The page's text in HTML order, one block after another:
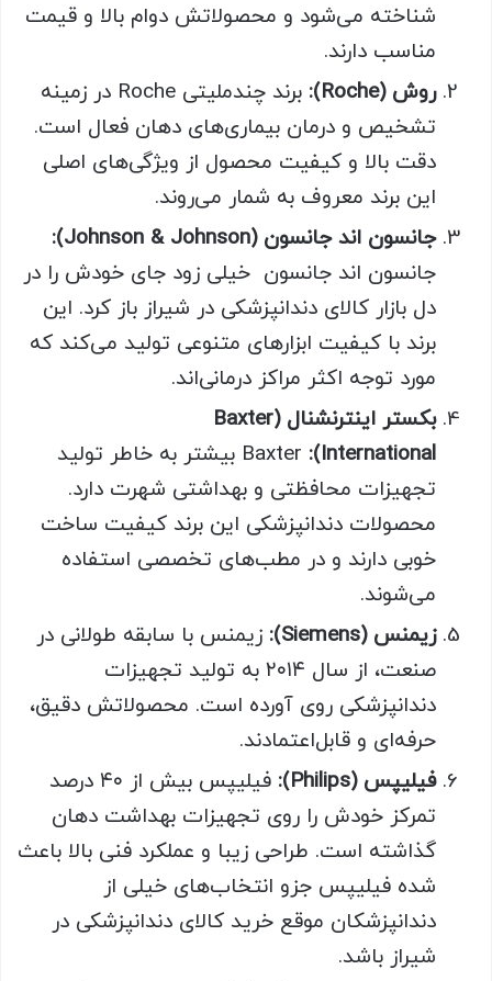
شناخته می‌شود و محصولاتش دوام بالا و قیمت
مناسب دارند.
روش (Roche):
برند چندملیتی Roche در زمینه‌
تشخیص و درمان بیماری‌های دهان فعال است.
دقت بالا و کیفیت محصول از ویژگی‌های اصلی
این برند معروف به شمار می‌روند.
جانسون اند جانسون (Johnson & Johnson):
جانسون اند جانسون خیلی زود جای خودش را در
دل بازار کالای دندانپزشکی در شیراز باز کرد. این
برند با کیفیت ابزارهای متنوعی تولید می‌کند که
مورد توجه اکثر مراکز درمانی‌اند.
بکستر اینترنشنال (Baxter
International):
Baxter بیشتر به خاطر تولید
تجهیزات محافظتی و بهداشتی شهرت دارد.
محصولات دندانپزشکی‌ این برند کیفیت ساخت
خوبی دارند و در مطب‌های تخصصی استفاده
می‌شوند.
زیمنس (Siemens):
زیمنس با سابقه‌ طولانی در
صنعت، از سال ۲۰۱۴ به تولید تجهیزات
دندانپزشکی روی آورده است. محصولاتش دقیق،
حرفه‌ای و قابل‌اعتمادند.
فیلیپس (Philips):
فیلیپس بیش از ۴۰ درصد
تمرکز خودش را روی تجهیزات بهداشت دهان
گذاشته است. طراحی زیبا و عملکرد فنی بالا باعث
شده فیلیپس جزو انتخاب‌های خیلی از
دندانپزشکان موقع خرید کالای دندانپزشکی در
شیراز باشد.